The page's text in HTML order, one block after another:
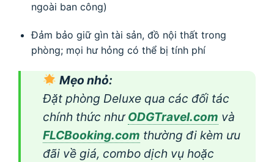
ngoài ban công)
Đảm bảo giữ gìn tài sản, đồ nội thất trong
phòng; mọi hư hỏng có thể bị tính phí
Mẹo nhỏ:
Đặt phòng Deluxe qua các đối tác
chính thức như ODGTravel.com và
FLCBooking.com thường đi kèm ưu
đãi về giá, combo dịch vụ hoặc